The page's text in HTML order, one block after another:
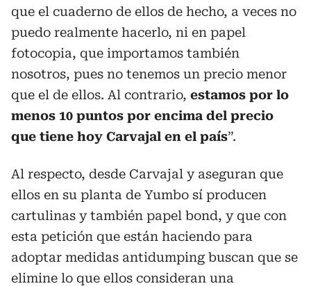
que el cuaderno de ellos de hecho, a veces no
puedo realmente hacerlo, ni en papel
fotocopia, que importamos también
nosotros, pues no tenemos un precio menor
que el de ellos. Al contrario, estamos por lo
menos 10 puntos por encima del precio
que tiene hoy Carvajal en el país”.
Al respecto, desde Carvajal y aseguran que
ellos en su planta de Yumbo sí producen
cartulinas y también papel bond, y que con
esta petición que están haciendo para
adoptar medidas antidumping buscan que se
elimine lo que ellos consideran una